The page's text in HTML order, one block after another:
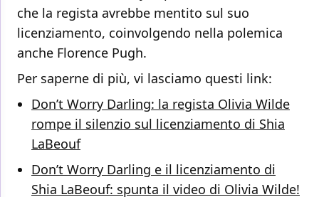
che la regista avrebbe mentito sul suo
licenziamento, coinvolgendo nella polemica
anche Florence Pugh.
Per saperne di più, vi lasciamo questi link:
Don’t Worry Darling: la regista Olivia Wilde
rompe il silenzio sul licenziamento di Shia
LaBeouf
Don’t Worry Darling e il licenziamento di
Shia LaBeouf: spunta il video di Olivia Wilde!